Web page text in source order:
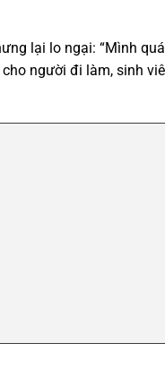
lại lo ngại: “Mình
người đi làm, sinh